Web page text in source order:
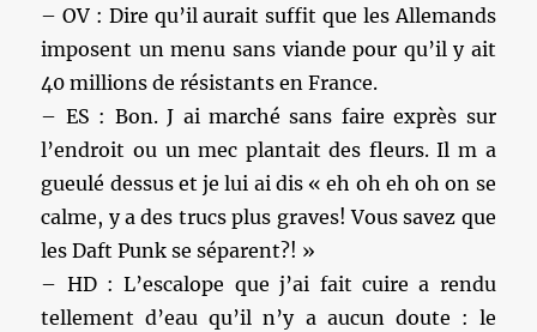
– OV : Dire qu’il aurait suffit que les Allemands
imposent un menu sans viande pour qu’il y ait
40 millions de résistants en France.
– ES : Bon. J ai marché sans faire exprès sur
l’endroit ou un mec plantait des fleurs. Il m a
gueulé dessus et je lui ai dis « eh oh eh oh on se
calme, y a des trucs plus graves! Vous savez que
les Daft Punk se séparent?! »
– HD : L’escalope que j’ai fait cuire a rendu
tellement d’eau qu’il n’y a aucun doute : le